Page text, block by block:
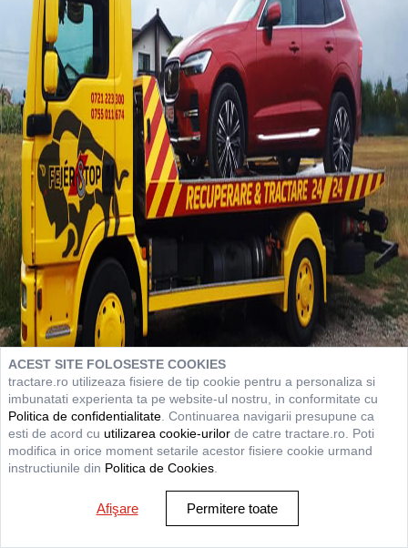
ACEST SITE FOLOSESTE COOKIES
tractare.ro utilizeaza fisiere de tip cookie pentru a personaliza si
imbunatati experienta ta pe website-ul nostru, in conformitate cu
Politica de confidentialitate . Continuarea navigarii presupune ca
esti de acord cu utilizarea cookie-urilor de catre tractare.ro. Poti
modifica in orice moment setarile acestor fisiere cookie urmand
instructiunile din Politica de Cookies
Afişare Permitere toate